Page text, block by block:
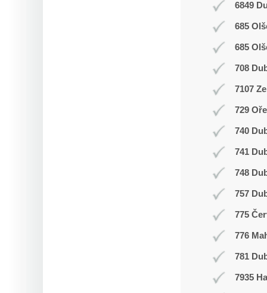
6849
685
685
708
7107
729
740
741
748
757
775
776
781
7935